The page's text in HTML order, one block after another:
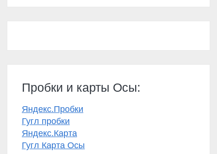
Пробки и карты Осы:
Яндекс.Пробки
Гугл пробки
Яндекс.Карта
Гугл Карта Осы